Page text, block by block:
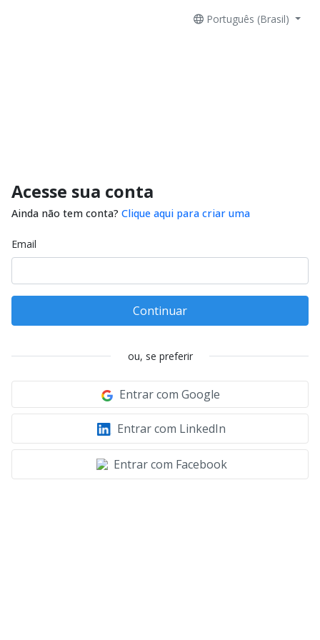
Português (Brasil)
Acesse sua conta
Ainda não tem conta? Clique aqui para criar uma
Email
Continuar
ou, se preferir
Entrar com Google
Entrar com LinkedIn
Entrar com Facebook